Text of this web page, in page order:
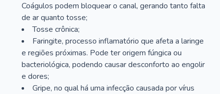
Coágulos podem bloquear o canal, gerando tanto falta
de ar quanto tosse;
Tosse crônica;
Faringite, processo inflamatório que afeta a laringe
e regiões próximas. Pode ter origem fúngica ou
bacteriológica, podendo causar desconforto ao engolir
e dores;
Gripe, no qual há uma infecção causada por vírus